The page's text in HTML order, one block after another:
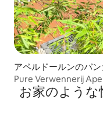
アペルドールンのバ
Pure Verwennerij
イート
お家のような